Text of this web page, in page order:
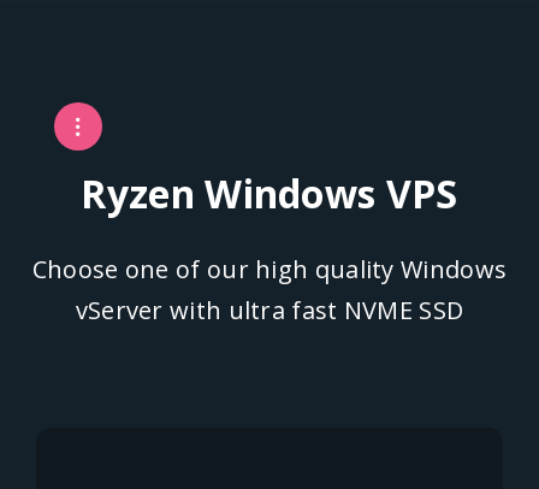
Ryzen Windows VPS
Choose one of our high quality Windows
vServer with ultra fast NVME SSD